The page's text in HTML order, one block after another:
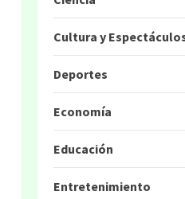
Cultura y
Deportes
Economía
Educación
Entretenimiento